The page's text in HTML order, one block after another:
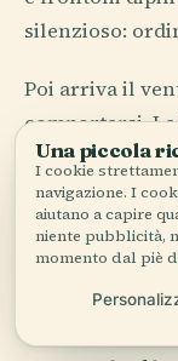
silenzioso:
Poi arriva il
comportarsi.
l'ornamento
conserva le
facciate come
sviluppare
limitano a
Una piccola
I cookie
navigazione. I
aiutano a capire
niente pubblicità,
momento dal piè